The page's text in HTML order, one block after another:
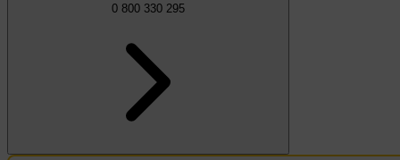
0 800 330 295